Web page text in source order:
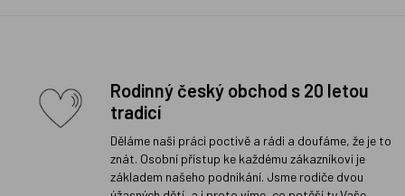
Rodinný český obchod s 20 letou
tradicí
Děláme naši práci poctivě a rádi a doufáme, že je to
znát. Osobní přístup ke každému zákazníkovi je
základem našeho podnikání. Jsme rodiče dvou